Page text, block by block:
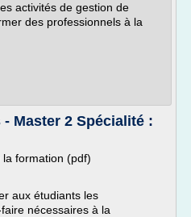
activités de gestion de
des professionnels à la
Master 2 Spécialité :
formation (pdf)
aux étudiants les
nécessaires à la